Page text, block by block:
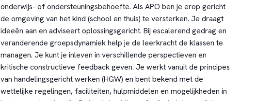
onderwijs- of ondersteuningsbehoefte. Als APO ben je erop gericht
de omgeving van het kind (school en thuis) te versterken. Je draagt
ideeën aan en adviseert oplossingsgericht. Bij escalerend gedrag en
veranderende groepsdynamiek help je de leerkracht de klassen te
managen. Je kunt je inleven in verschillende perspectieven en
kritische constructieve feedback geven. Je werkt vanuit de principes
van handelingsgericht werken (HGW) en bent bekend met de
wettelijke regelingen, faciliteiten, hulpmiddelen en mogelijkheden in